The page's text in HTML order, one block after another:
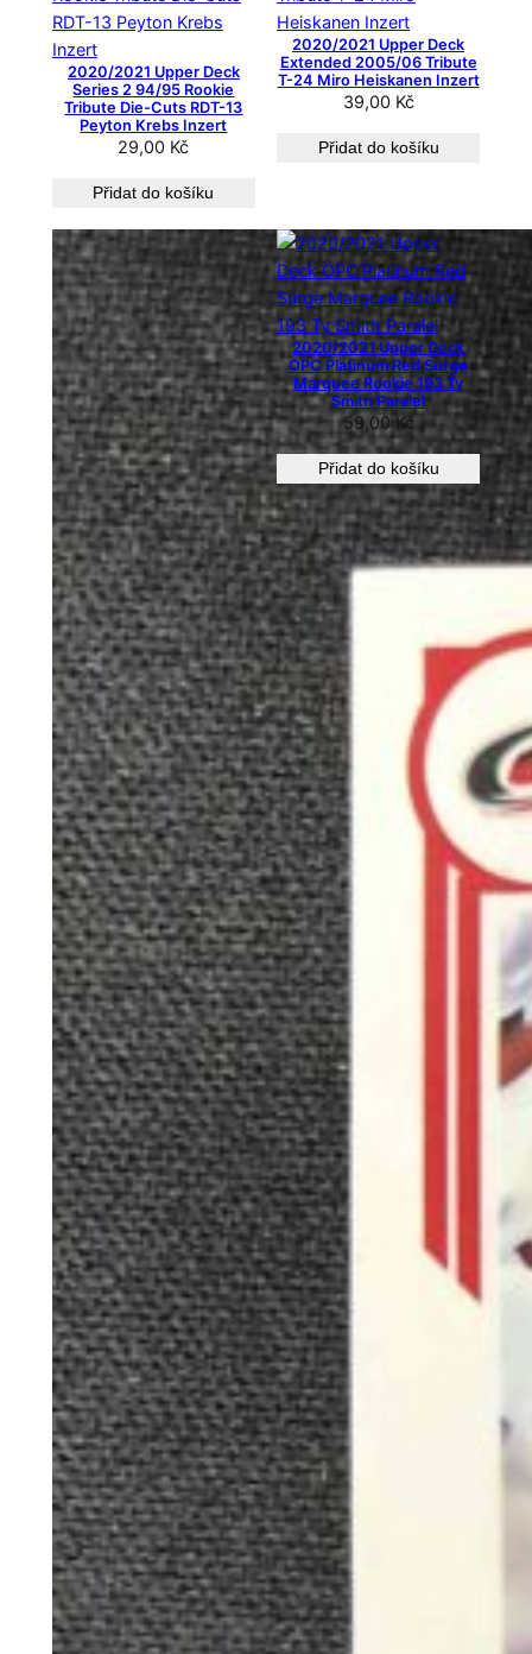
2020/2021 Upper Deck
Series 2 94/95 Rookie
Tribute Die-Cuts RDT-13
Peyton Krebs Inzert
29,00 Kč
Přidat do košíku
2020/2021 Upper Deck
Extended 2005/06 Tribute
T-24 Miro Heiskanen Inzert
39,00 Kč
Přidat do košíku
2020/2021 Upper Deck
OPC Platinum Red Surge
Marquee Rookie 193 Ty
Smith Paralel
59,00 Kč
Přidat do košíku